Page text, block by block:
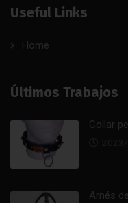
Useful Links
Home
Últimos Trabajos
Collar
Arnés